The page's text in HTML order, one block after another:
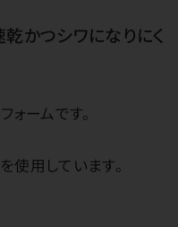
かつシワになりにく
ームです。
使用しています。